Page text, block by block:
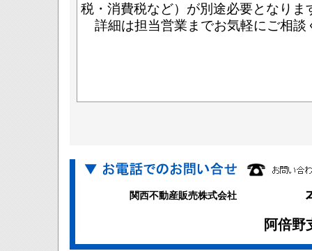
税・消費税など）が別途必要となりま
詳細は担当営業までお気軽にご相談
関西不動産販売株式会社
阿倍野